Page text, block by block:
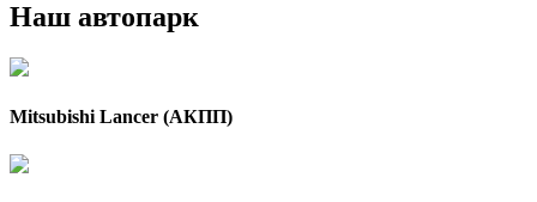
Наш автопарк
Mitsubishi Lancer (АКПП)